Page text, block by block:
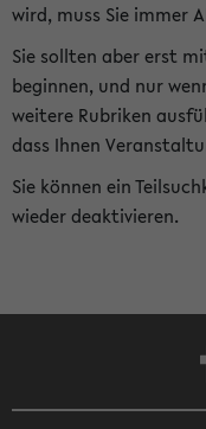
wird, muss Sie immer
Sie sollten aber erst
beginnen, und nur
weitere Rubriken
dass Ihnen
Sie können ein
wieder deaktivieren.